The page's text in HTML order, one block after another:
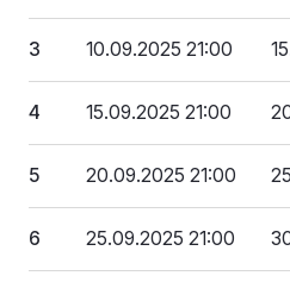
3 10.09.2025 21:00
4 15.09.2025 21:00
5 20.09.2025 21:00
6 25.09.2025 21:00